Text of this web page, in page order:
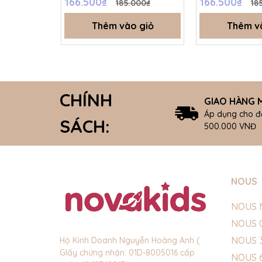
185.000₫
Thêm vào giỏ Thêm
CHÍNH
SÁCH:
GIAO HÀNG
Áp dụng cho
500.000 VNĐ
Hộ Kinh Doanh Nguyễn Hoàng Anh (
GIấy chứng nhận: 01D-8005016 cấp
NOUS
NOUS
NOUS
NOUS
NOUS